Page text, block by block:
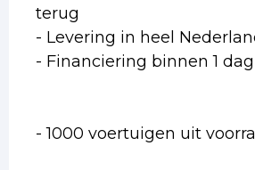
terug
- Levering in heel
- Financiering binnen 1 dag
- 1000 voertuigen uit